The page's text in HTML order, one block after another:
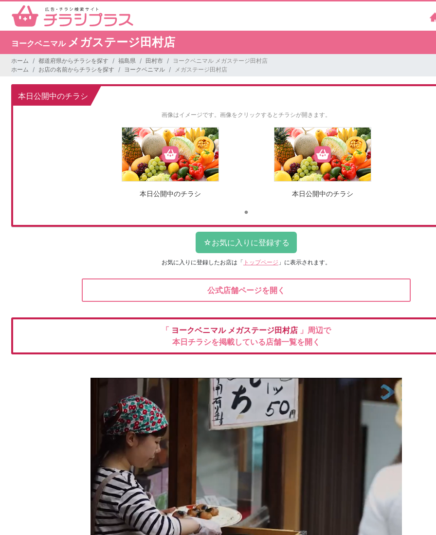
ヨークベニマル メガステージ田村店
ホーム 都道府県からチラシを探す 福島県 田村市
ヨークベニマル メガステージ田村店
ホーム
お店の名前からチラシを探す ヨークベニマル メガステージ田村店
本日公開中のチラシ
画像はイメージです。 画像をクリックするとチラシが開きます。
本日公開中のチラシ 本日公開中のチラシ
お気に入りに登録したお店は 「 トップページ 」に表示されます。
公式店舗ページを開く
「 ヨークベニマル メガステージ田村店 」周辺で
本日チラシを掲載している店舗一覧を開く